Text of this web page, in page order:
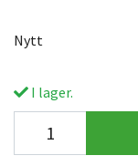
Nytt
I lager.